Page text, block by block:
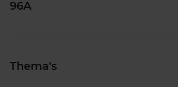
96A
Thema's